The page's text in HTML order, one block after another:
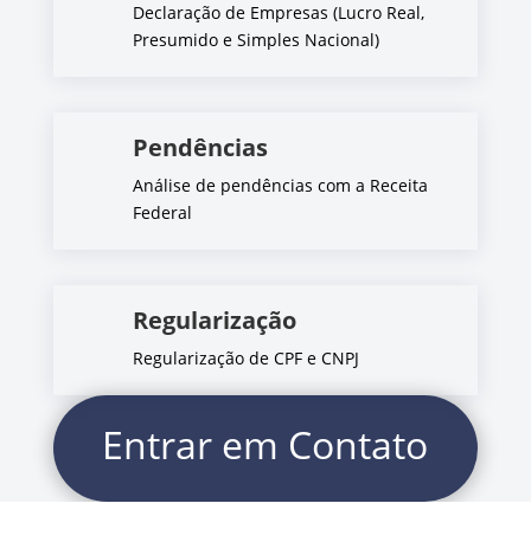
Declaração de Empresas (Lucro Real,
Presumido e Simples Nacional)
Pendências
Análise de pendências com a Receita
Federal
Regularização
Regularização de CPF e CNPJ
Entrar em Contato